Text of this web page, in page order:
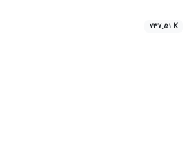
737.51 K